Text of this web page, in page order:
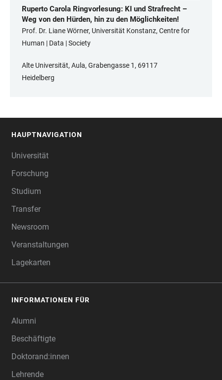
Ruperto Carola Ringvorlesung: KI und Strafrecht –
Weg von den Hürden, hin zu den Möglichkeiten!
Prof. Dr. Liane Wörner, Universität Konstanz, Centre for
Human | Data | Society
Alte Universität, Aula, Grabengasse 1, 69117
Heidelberg
HAUPTNAVIGATION
Universität
Forschung
Studium
Transfer
Newsroom
Veranstaltungen
Lagekarten
INFORMATIONEN FÜR
Alumni
Beschäftigte
Doktorand:innen
Lehrende